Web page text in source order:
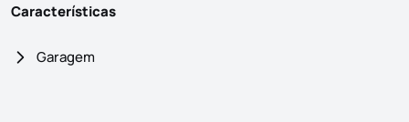
Características
Garagem